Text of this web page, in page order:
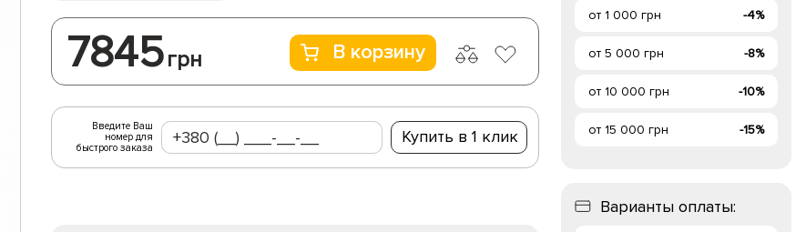
7845 грн В корзину
Введите Ваш
номер для
быстрого заказа
Купить в 1 клик
от 1 000 грн -4%
от 5 000 грн -8%
от 10 000 грн -10%
от 15 000 грн -15%
Варианты оплаты: